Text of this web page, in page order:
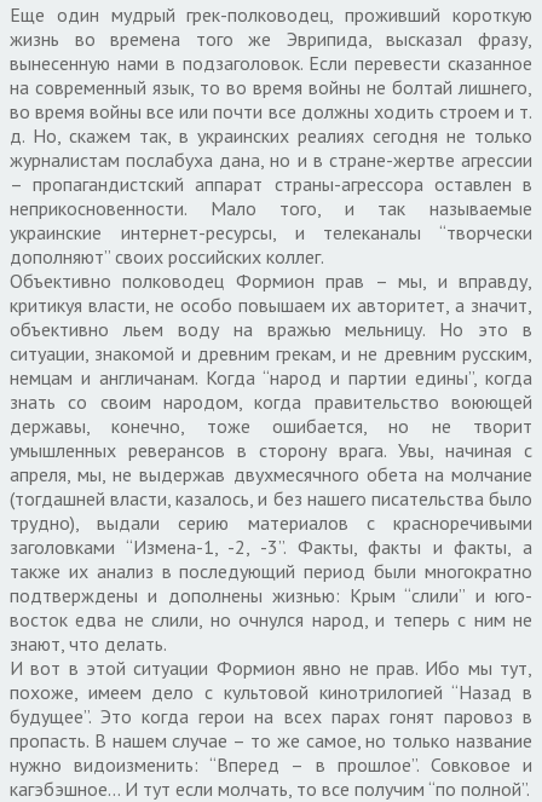
Еще один мудрый грек-полководец, проживший короткую
жизнь во времена того же Эврипида, высказал фразу,
вынесенную нами в подзаголовок. Если перевести сказанное
на современный язык, то во время войны не болтай лишнего,
во время войны все или почти все должны ходить строем и т.
д. Но, скажем так, в украинских реалиях сегодня не только
журналистам послабуха дана, но и в стране-жертве агрессии
– пропагандистский аппарат страны-агрессора оставлен в
неприкосновенности. Мало того, и так называемые
украинские интернет-ресурсы, и телеканалы “творчески
дополняют” своих российских коллег.
Объективно полководец Формион прав – мы, и вправду,
критикуя власти, не особо повышаем их авторитет, а значит,
объективно льем воду на вражью мельницу. Но это в
ситуации, знакомой и древним грекам, и не древним русским,
немцам и англичанам. Когда “народ и партии едины”, когда
знать со своим народом, когда правительство воюющей
державы, конечно, тоже ошибается, но не творит
умышленных реверансов в сторону врага. Увы, начиная с
апреля, мы, не выдержав двухмесячного обета на молчание
(тогдашней власти, казалось, и без нашего писательства было
трудно), выдали серию материалов с красноречивыми
заголовками “Измена-1, -2, -3”. Факты, факты и факты, а
также их анализ в последующий период были многократно
подтверждены и дополнены жизнью: Крым “слили” и юго-
восток едва не слили, но очнулся народ, и теперь с ним не
знают, что делать.
И вот в этой ситуации Формион явно не прав. Ибо мы тут,
похоже, имеем дело с культовой кинотрилогией “Назад в
будущее”. Это когда герои на всех парах гонят паровоз в
пропасть. В нашем случае – то же самое, но только название
нужно видоизменить: “Вперед – в прошлое”. Совковое и
кагэбэшное… И тут если молчать, то все получим “по полной”.